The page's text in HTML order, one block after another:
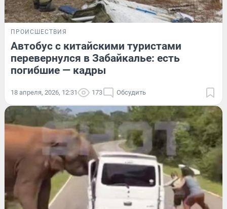
ПРОИСШЕСТВИЯ
Автобус с китайскими туристами
перевернулся в Забайкалье: есть
погибшие — кадры
18 апреля, 2026, 12:31 173 Обсудить